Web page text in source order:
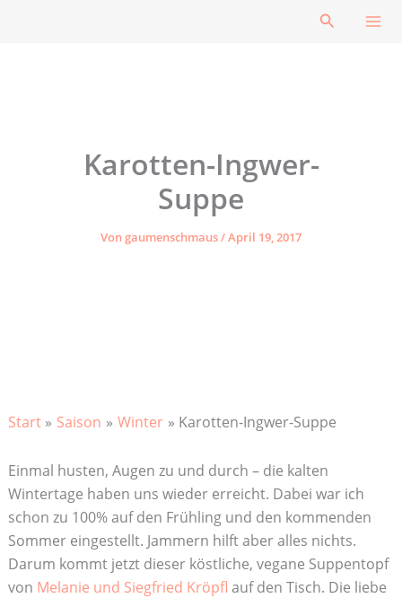
Suchen
Karotten-Ingwer-
Suppe
Vongaumenschmaus/April 19, 2017
Start Saison Winter Karotten-Ingwer-Suppe
Einmal husten, Augen zu und durch – die kalten
Wintertage haben uns wieder erreicht. Dabei war ich
schon zu 100% auf den Frühling und den kommenden
Sommer eingestellt. Jammern hilft aber alles nichts.
Darum kommt jetzt dieser köstliche, vegane Suppentopf
von Melanie und Siegfried Kröpfl auf den Tisch. Die liebe